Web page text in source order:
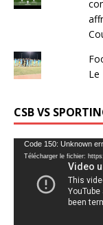
Le
CSB VS
Lecteur
vidéo
Code 150: Unknown
Télécharger le fichier: